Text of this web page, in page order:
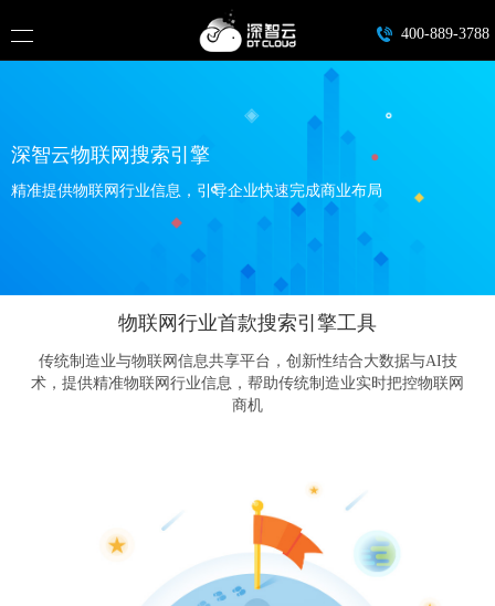
400-889-3788
深智云物联网搜索引擎
精准提供物联网行业信息，引导企业快速完成商业布局
物联网行业首款搜索引擎工具
传统制造业与物联网信息共享平台，创新性结合大数据与AI技
术，提供精准物联网行业信息，帮助传统制造业实时把控物联网
商机